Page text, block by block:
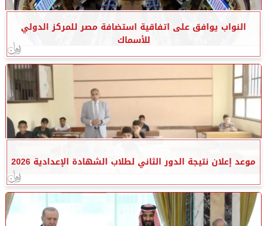
النواب يوافق على اتفاقية استضافة مصر للمركز الدولي
للأسماك
موعد إعلان نتيجة الدور الثاني لطلاب الشهادة الإعدادية 2026